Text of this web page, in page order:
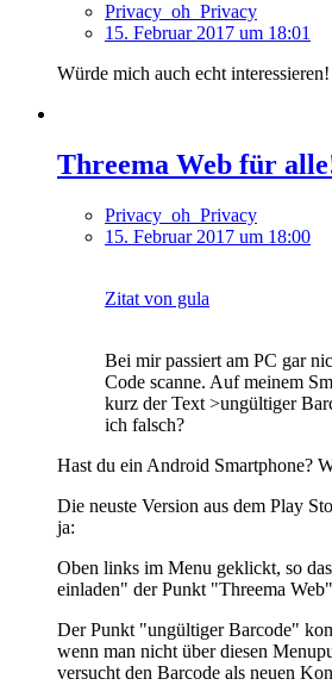
Privacy_oh_Privacy
15. Februar 2017 um 18:01
Würde mich auch echt interessieren!
Threema Web für
Privacy_oh_Privacy
15. Februar 2017 um 18:00
Zitat von gula
Bei mir passiert am PC gar
Code scanne. Auf meinem
kurz der Text >ungültiger
ich falsch?
Hast du ein Android Smartphone?
Die neuste Version aus dem Play
ja:
Oben links im Menu geklickt, so
einladen" der Punkt "Threema
Der Punkt "ungültiger Barcode"
wenn man nicht über diesen
versucht den Barcode als neuen